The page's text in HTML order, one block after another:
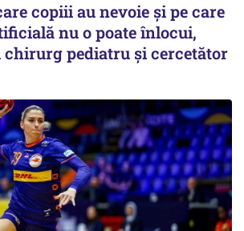
copiii au nevoie și pe care
nu o poate înlocui,
pediatru și cercetător